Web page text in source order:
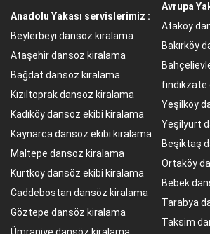
Anadolu Yakası servislerimiz :
Beylerbeyi dansoz kiralama
Ataşehir dansoz kiralama
Bağdat dansoz kiralama
Kızıltoprak dansoz kiralama
Kadıköy dansoz ekibi kiralama
Kaynarca dansoz ekibi kiralama
Maltepe dansoz kiralama
Kurtkoy dansöz ekibi kiralama
Caddebostan dansöz kiralama
Göztepe dansöz kiralama
Avrupa
Ataköy
Bakırköy
Yeşilköy
Yeşilyurt
Beşiktaş
Ortaköy
Bebek
Tarabya
Taksim